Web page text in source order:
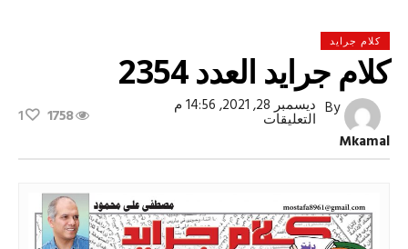
كلام جرايد
كلام جرايد العدد 2354
By
Mkamal
ديسمبر 28, 2021, 14:56 م
التعليقاتعلى
العدد
1758
1